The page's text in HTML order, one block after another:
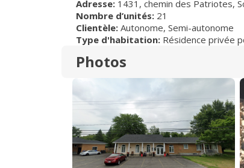
Adresse: 1431, chemin des Patriotes,
Nombre d’unités: 21
Clientèle: Autonome, Semi-autonome
Type d'habitation: Résidence privée
Photos